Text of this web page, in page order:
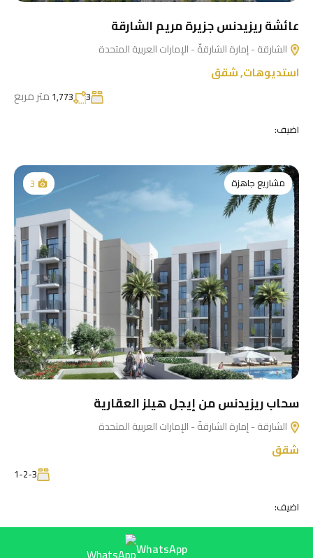
عائشة ريزيدنس جزيرة مريم الشارقة
الشارقة - إمارة الشارقةّ - الإمارات العربية المتحدة
استديوهات,شقق
3
1,773 متر مربع
اضيف:
مشاريع جاهزة 3
سحاب ريزيدنس من إيجل هيلز العقارية
الشارقة - إمارة الشارقةّ - الإمارات العربية المتحدة
شقق
1-2-3
اضيف:
WhatsApp